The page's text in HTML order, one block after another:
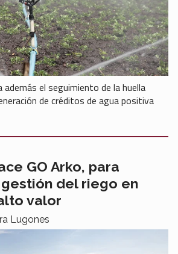
además el seguimiento de la huella
de créditos de agua positiva
GO Arko, para
del riego en
valor
Lugones